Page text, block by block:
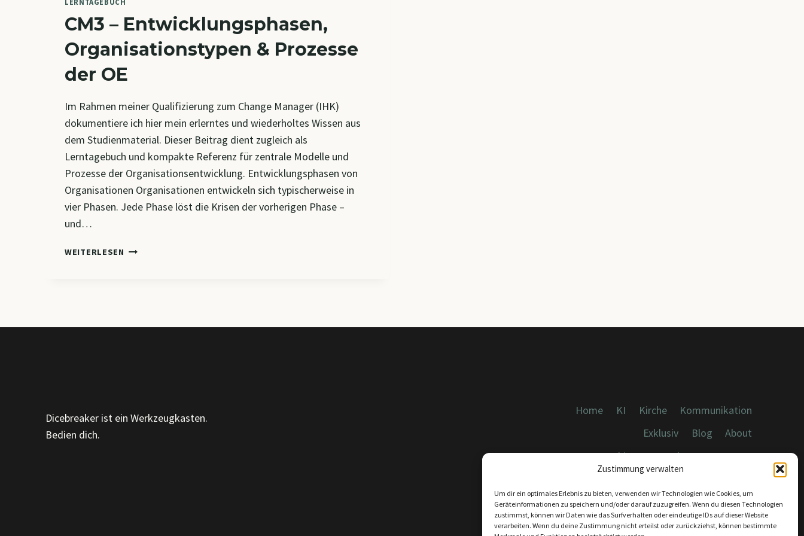
Zustimmung verwalten
Um dir ein optimales Erlebnis zu bieten, verwenden wir Technologien wie Cookies, um
Geräteinformationen zu speichern und/oder darauf zuzugreifen. Wenn du diesen Technologien
zustimmst, können wir Daten wie das Surfverhalten oder eindeutige IDs auf dieser Website
verarbeiten. Wenn du deine Zustimmung nicht erteilst oder zurückziehst, können bestimmte
LERNTAGEBUCH
CM3 – Entwicklungsphasen,
Organisationstypen & Prozesse
der OE
Im Rahmen meiner Qualifizierung zum Change Manager (IHK)
dokumentiere ich hier mein erlerntes und wiederholtes Wissen aus
dem Studienmaterial. Dieser Beitrag dient zugleich als
Lerntagebuch und kompakte Referenz für zentrale Modelle und
Prozesse der Organisationsentwicklung. Entwicklungsphasen von
Organisationen Organisationen entwickeln sich typischerweise in
vier Phasen. Jede Phase löst die Krisen der vorherigen Phase –
und…
WEITERLESEN CM3
Dicebreaker ist ein Werkzeugkasten.
Bedien dich.
Home KI Kirche
Kommunikation
Exklusiv
Blog
About
Cookies, Datenschutz, Impressum
KONTAKT: